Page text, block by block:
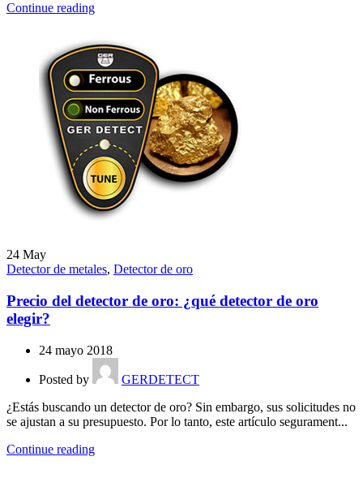
Continue reading
24 May
Detector de metales, Detector de oro
Precio del detector de oro: ¿qué detector de oro
elegir?
24 mayo 2018
Posted by
GERDETECT
¿Estás buscando un detector de oro? Sin embargo, sus solicitudes no
se ajustan a su presupuesto. Por lo tanto, este artículo segurament...
Continue reading